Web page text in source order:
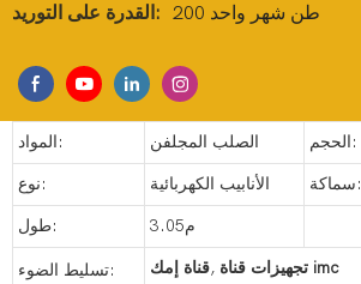
القدرة على التوريد: 200 طن شهر واحد
المواد: الصلب المجلفن الحجم:
نوع: الأنابيب الكهربائية سماكة:
طول: م3.05
تسليط الضوء: قناة إمك, تجهيزات قناة imc